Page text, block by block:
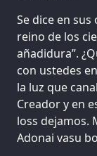
Se dice en
reino de los
añadidura”.
con ustedes
la luz que
Creador y en
loss dejamos.
Adonai vasu